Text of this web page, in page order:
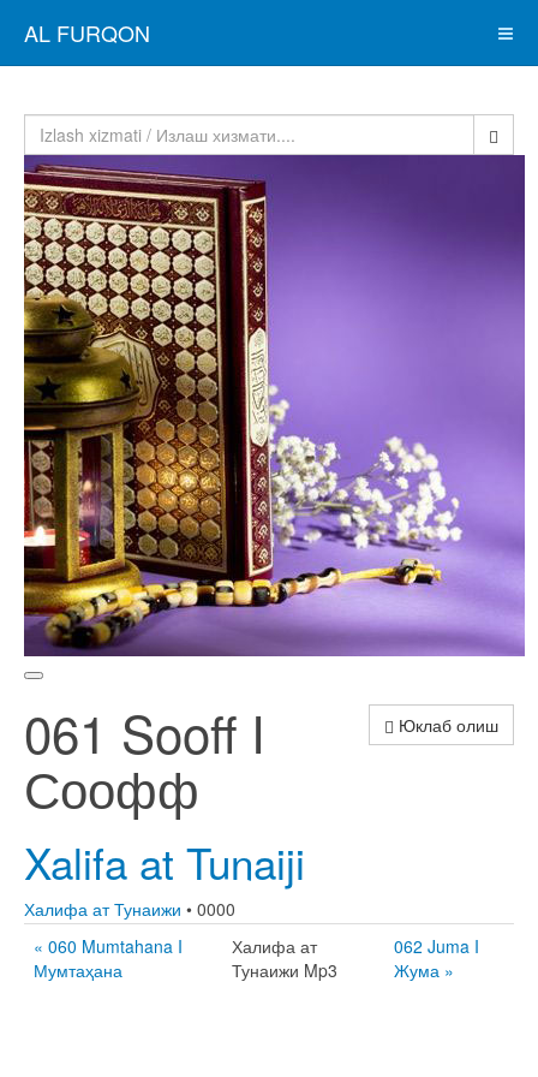
AL FURQON
Юклаб олиш
061 Sooff I
Соофф
Xalifa at Tunaiji
Халифа ат Тунаижи • 0000
« 060 Mumtahana I
Мумтаҳана
Халифа ат
Тунаижи Mp3
062 Juma I
Жума »